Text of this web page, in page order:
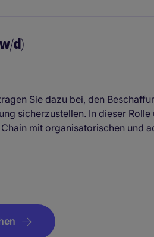
d)
Sie dazu bei, den
sicherzustellen. In dieser Rolle
mit organisatorischen und